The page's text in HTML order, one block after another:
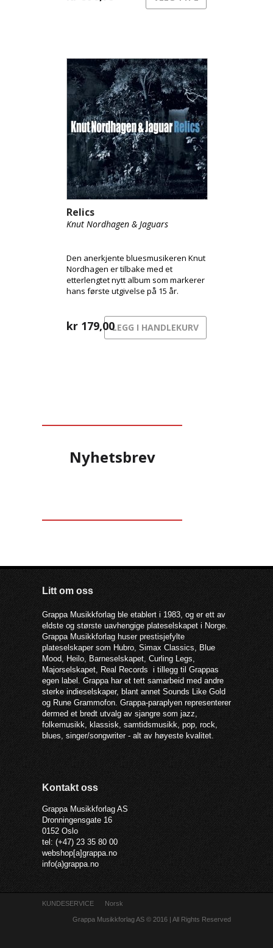
Relics
Knut Nordhagen & Jaguars
Den anerkjente bluesmusikeren Knut
Nordhagen er tilbake med et
etterlengtet nytt album som markerer
hans første utgivelse på 15 år.
kr 179,00LEGG I HANDLEKURV
Nyhetsbrev
Litt om oss
Grappa Musikkforlag ble etablert i 1983, og er ett av
eldste og største uavhengige plateselskapet i Norge.
Grappa Musikkforlag huser prestisjefylte
plateselskaper som Hubro, Simax Classics, Blue
Mood, Heilo, Barneselskapet, Curling Legs,
Majorselskapet, Real Records i tillegg til Grappas
egen label. Grappa har et tett samarbeid med andre
sterke indieselskaper, blant annet Sounds Like Gold
og Rune Grammofon. Grappa-paraplyen representerer
dermed et bredt utvalg av sjangre som jazz,
folkemusikk, klassisk, samtidsmusikk, pop, rock,
blues, singer/songwriter - alt av høyeste kvalitet.
Kontakt oss
Grappa Musikkforlag AS
Dronningensgate 16
0152 Oslo
tel: (+47) 23 35 80 00
webshop[a]grappa.no
info(a)grappa.no
KUNDESERVICE Norsk
Grappa Musikkforlag AS © 2016 | All Rights Reserved